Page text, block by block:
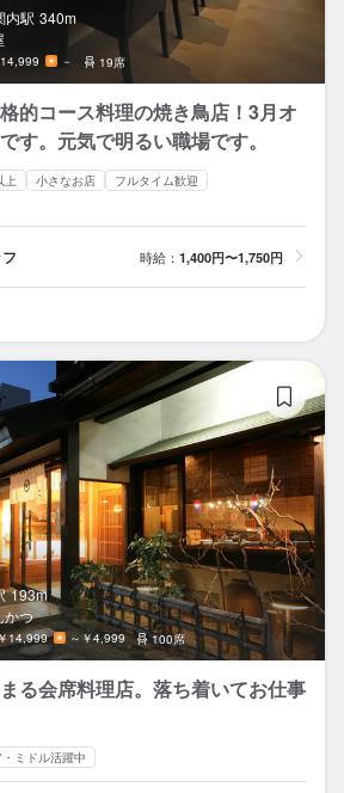
内駅 340m
－ 19席
的コース料理の焼き鳥店！3月オ
す。元気で明るい職場です。
上 小さなお店
フルタイム歓迎
時給： 1,400円〜1,750円
193m
かつ
14,999 ～￥4,999 100席
る会席料理店。落ち着いてお仕事
ミドル活躍中